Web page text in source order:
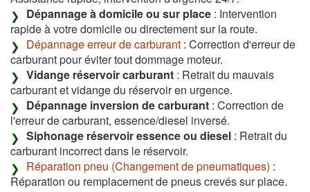
Dépannage à domicile ou sur place : Intervention
rapide à votre domicile ou directement sur la route.
Dépannage erreur de carburant : Correction d'erreur de
carburant pour éviter tout dommage moteur.
Vidange réservoir carburant : Retrait du mauvais
carburant et vidange du réservoir en urgence.
Dépannage inversion de carburant : Correction de
l'erreur de carburant, essence/diesel inversé.
Siphonage réservoir essence ou diesel : Retrait du
carburant incorrect dans le réservoir.
Réparation pneu (Changement de pneumatiques) :
Réparation ou remplacement de pneus crevés sur place.